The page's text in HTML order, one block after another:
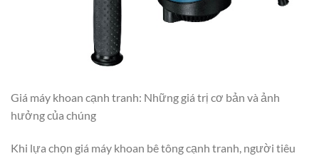
Giá máy khoan cạnh tranh: Những giá trị cơ bản và ảnh
hưởng của chúng
Khi lựa chọn giá máy khoan bê tông cạnh tranh, người tiêu